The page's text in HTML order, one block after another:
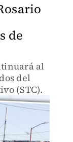
de
al
del
(STC).